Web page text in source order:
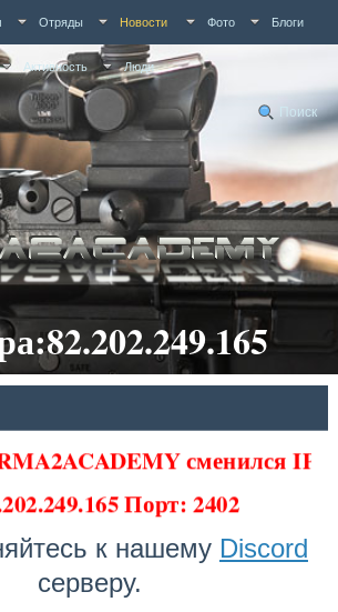
Отряды Новости Фото Блоги
Активность Люди
Поиск
сменился IP
Порт: 2402
к нашему Discord
серверу.